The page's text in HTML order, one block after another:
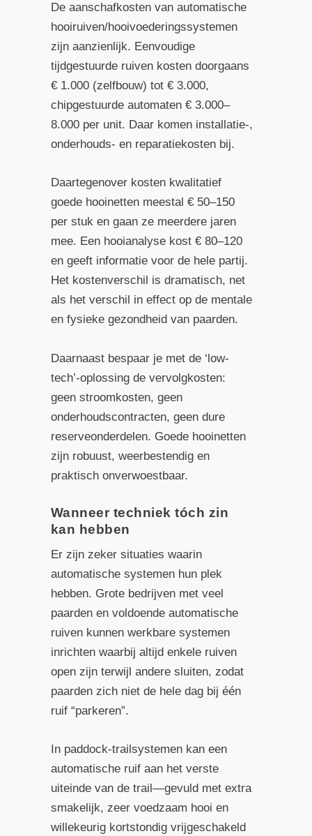
De aanschafkosten van automatische
hooiruiven/hooi­voederingssystemen
zijn aanzienlijk. Eenvoudige
tijdgestuurde ruiven kosten doorgaans
€ 1.000 (zelfbouw) tot € 3.000,
chipgestuurde automaten € 3.000–
8.000 per unit. Daar komen installatie-,
onderhouds- en reparatiekosten bij.
Daartegenover kosten kwalitatief
goede hooinetten meestal € 50–150
per stuk en gaan ze meerdere jaren
mee. Een hooianalyse kost € 80–120
en geeft informatie voor de hele partij.
Het kostenverschil is dramatisch, net
als het verschil in effect op de mentale
en fysieke gezondheid van paarden.
Daarnaast bespaar je met de ‘low-
tech’-oplossing de vervolgkosten:
geen stroomkosten, geen
onderhoudscontracten, geen dure
reserveonderdelen. Goede hooinetten
zijn robuust, weerbestendig en
praktisch onverwoestbaar.
Wanneer techniek tóch zin
kan hebben
Er zijn zeker situaties waarin
automatische systemen hun plek
hebben. Grote bedrijven met veel
paarden en voldoende automatische
ruiven kunnen werkbare systemen
inrichten waarbij altijd enkele ruiven
open zijn terwijl andere sluiten, zodat
paarden zich niet de hele dag bij één
ruif “parkeren”.
In paddock-trailsystemen kan een
automatische ruif aan het verste
uiteinde van de trail—gevuld met extra
smakelijk, zeer voedzaam hooi en
willekeurig kortstondig vrijgeschakeld